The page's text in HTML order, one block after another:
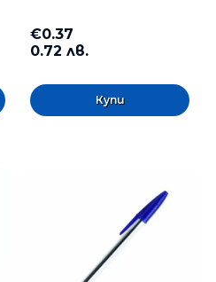
€0.37
0.72 лв.